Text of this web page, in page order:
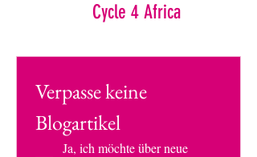
Cycle 4 Africa
Verpasse keine
Blogartikel
Ja, ich möchte über neue